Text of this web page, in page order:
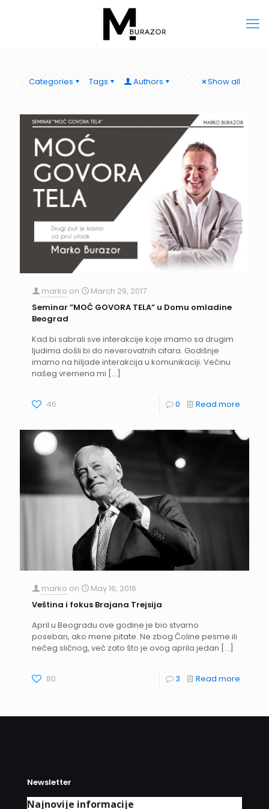
Categories Tags Authors Show all
marko on
March 29, 2017
Seminar ”MOĆ GOVORA TELA” u Domu omladine
Beograd
Kad bi sabrali sve interakcije koje imamo sa drugim
ljudima došli bi do neverovatnih cifara. Godišnje
imamo na hiljade interakcija u komunikaciji. Većinu
našeg vremena mi […]
46 0 Read more
marko on
May 16, 2016
Veština i fokus Brajana Trejsija
April u Beogradu ove godine je bio stvarno
poseban, ako mene pitate. Ne zbog Čoline pesme ili
nečeg sličnog, već zato što je ovog aprila jedan […]
80 3 Read more
Newsletter